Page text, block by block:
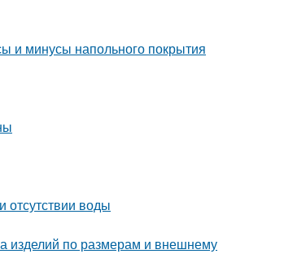
и минусы напольного покрытия
отсутствии воды
изделий по размерам и внешнему